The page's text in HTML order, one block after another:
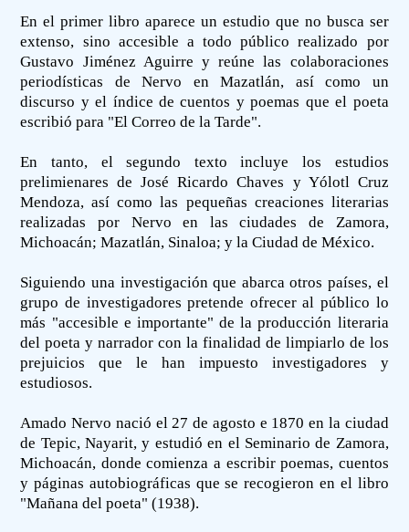
En el primer libro aparece un estudio que no busca ser
extenso, sino accesible a todo público realizado por
Gustavo Jiménez Aguirre y reúne las colaboraciones
periodísticas de Nervo en Mazatlán, así como un
discurso y el índice de cuentos y poemas que el poeta
escribió para "El Correo de la Tarde".
En tanto, el segundo texto incluye los estudios
prelimienares de José Ricardo Chaves y Yólotl Cruz
Mendoza, así como las pequeñas creaciones literarias
realizadas por Nervo en las ciudades de Zamora,
Michoacán; Mazatlán, Sinaloa; y la Ciudad de México.
Siguiendo una investigación que abarca otros países, el
grupo de investigadores pretende ofrecer al público lo
más "accesible e importante" de la producción literaria
del poeta y narrador con la finalidad de limpiarlo de los
prejuicios que le han impuesto investigadores y
estudiosos.
Amado Nervo nació el 27 de agosto e 1870 en la ciudad
de Tepic, Nayarit, y estudió en el Seminario de Zamora,
Michoacán, donde comienza a escribir poemas, cuentos
y páginas autobiográficas que se recogieron en el libro
"Mañana del poeta" (1938).